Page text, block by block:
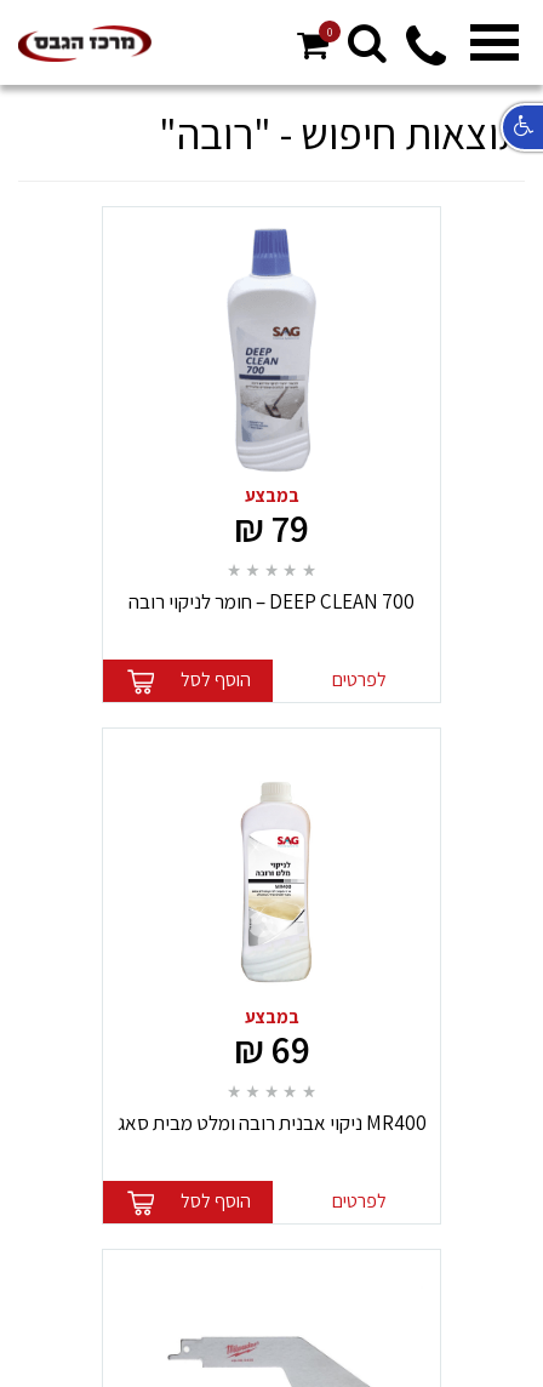
0
תוצאות חיפוש - "רובה"
במבצע
79 ₪
DEEP CLEAN 700 – חומר לניקוי רובה
לפרטים הוסף לסל
במבצע
69 ₪
MR400 ניקוי אבנית רובה ומלט מבית סאג
לפרטים הוסף לסל